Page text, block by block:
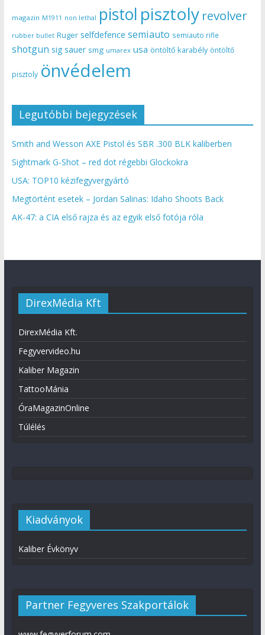
magazin M1911 non lethal pistol pisztoly revolver
rubber bullet Ruger selfdefence semiauto semiauto rifle
shotgun sig sauer smg umarex usa öntöltő karabély öntöltő
pisztoly önvédelem
Legutóbbi bejegyzések
Smith and Wesson AXE Pistol és SBR .300 BLK kaliberben
Sightmark G-Shot – red dot régebbi Glockokra
USA: TOP10 kézifegyvergyártó
Megtörtént esetek – Jordan Salinas: Idaho Shoots Back
AK-47: a CIA első rajza és az egyik első fotója róla
DirexMédia Kft
DirexMédia Kft.
Fegyvervideo.hu
Kaliber Magazin
TattooMánia
ÓraMagazinOnline
Túlélés
Kiadványok
Kaliber Évkönyv
Partner Fegyveres Szakportálok